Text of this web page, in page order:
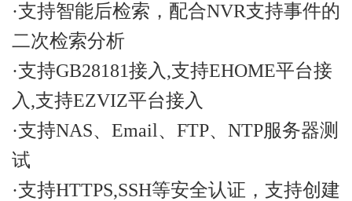
·支持智能后检索，配合NVR支持事件的
二次检索分析
·支持GB28181接入,支持EHOME平台接
入,支持EZVIZ平台接入
·支持NAS、Email、FTP、NTP服务器测
试
·支持HTTPS,SSH等安全认证，支持创建